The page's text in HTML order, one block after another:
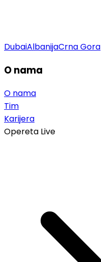
DubaiAlbanijaCrna Gora
O nama
O nama
Tim
Karijera
Opereta Live